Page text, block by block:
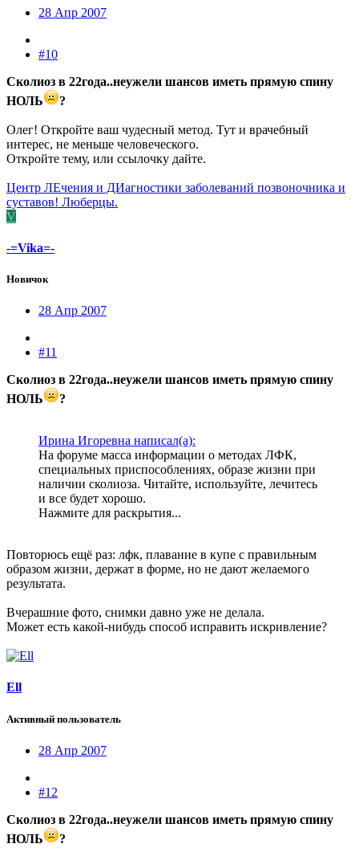
28 Апр 2007
#10
Сколиоз в 22года..неужели шансов иметь прямую спину
НОЛЬ
?
Олег! Откройте ваш чудесный метод. Тут и врачебный
интерес, не меньше человеческого.
Откройте тему, или ссылочку дайте.
Центр ЛЕчения и ДИагностики заболеваний позвоночника и
суставов! Люберцы.
V
-=Vika=-
Новичок
28 Апр 2007
#11
Сколиоз в 22года..неужели шансов иметь прямую спину
НОЛЬ
?
Ирина Игоревна написал(а):
На форуме масса информации о методах ЛФК,
специальных приспособлениях, образе жизни при
наличии сколиоза. Читайте, используйте, лечитесь
и все будет хорошо.
Нажмите для раскрытия...
Повторюсь ещё раз: лфк, плавание в купе с правильным
образом жизни, держат в форме, но не дают желаемого
результата.
Вчерашние фото, снимки давно уже не делала.
Может есть какой-нибудь способ исправить искривление?
Ell
Активный пользователь
28 Апр 2007
#12
Сколиоз в 22года..неужели шансов иметь прямую спину
НОЛЬ
?